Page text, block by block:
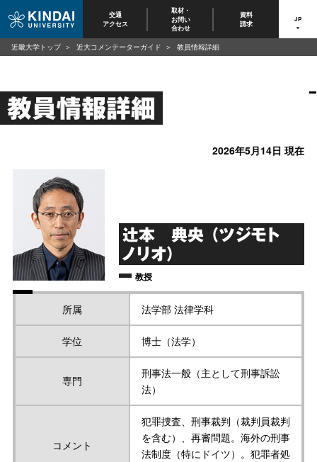
交通
アクセス
取材・
お問い
合わせ
資料
請求
JP
教員情報詳細
2026年5月14日 現在
辻本 典央 （ツジモト
ノリオ）
教授
所属 法学部 法律学科
学位 博士（法学）
専門
刑事法一般（主として刑事訴訟
法）
コメント
犯罪捜査、刑事裁判（裁判員裁判
を含む）、再審問題。海外の刑事
法制度（特にドイツ）。犯罪者処
近畿大学トップ 近大コメンテーターガイド 教員情報詳細